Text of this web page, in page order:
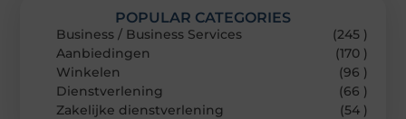
POPULAR CATEGORIES
Business / Business Services
(245 )
Aanbiedingen
(170 )
Winkelen
(96 )
Dienstverlening
(66 )
Zakelijke dienstverlening
(54 )